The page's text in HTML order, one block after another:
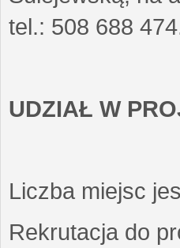
tel.: 508 688
UDZIAŁ W
Liczba miejsc
Rekrutacja do